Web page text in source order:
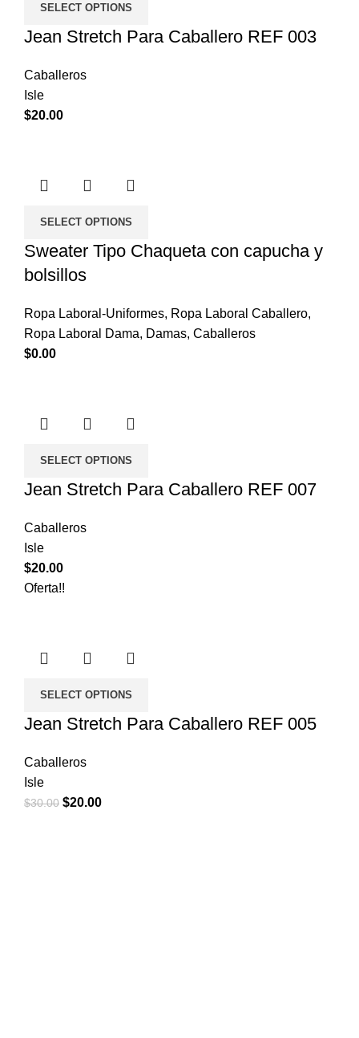
SELECT OPTIONS
Jean Stretch Para Caballero REF 003
Caballeros
Isle
$20.00
SELECT OPTIONS
Sweater Tipo Chaqueta con capucha y
bolsillos
Ropa Laboral-Uniformes, Ropa Laboral Caballero,
Ropa Laboral Dama, Damas, Caballeros
$0.00
SELECT OPTIONS
Jean Stretch Para Caballero REF 007
Caballeros
Isle
$20.00
Oferta!!
SELECT OPTIONS
Jean Stretch Para Caballero REF 005
Caballeros
Isle
$30.00 $20.00